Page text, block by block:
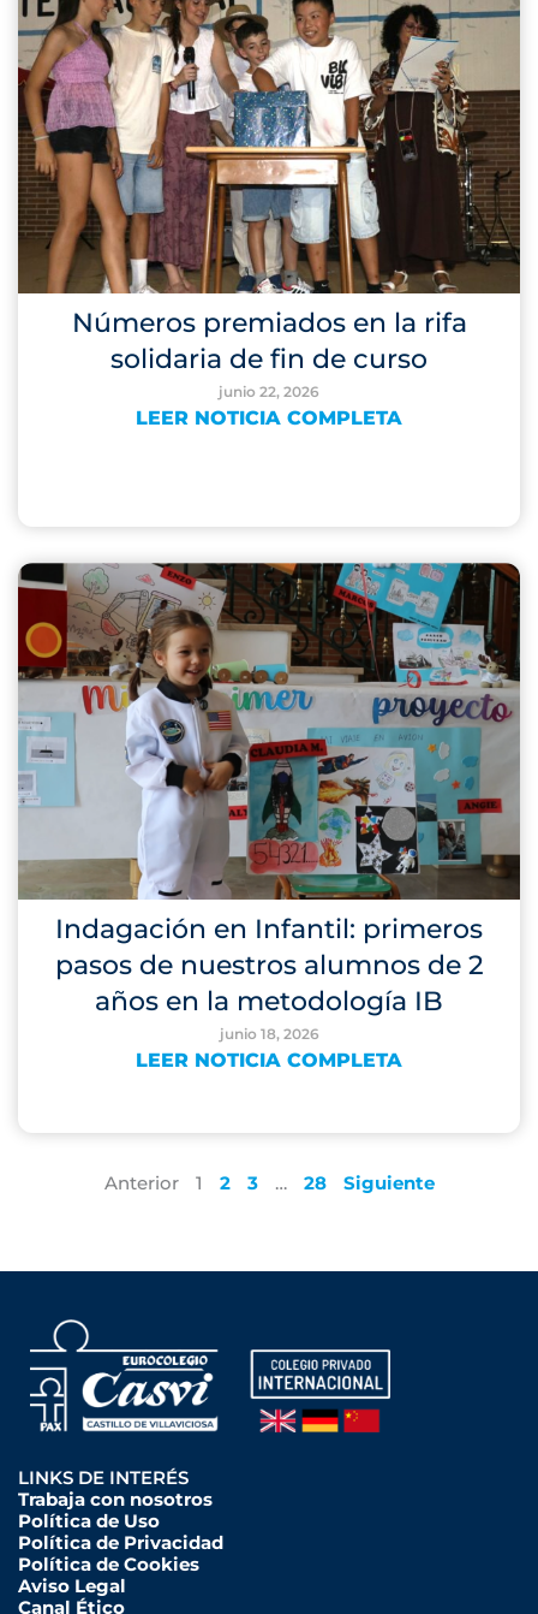
Números premiados en la rifa
solidaria de fin de curso
junio 22, 2026
LEER NOTICIA COMPLETA
Indagación en Infantil: primeros
pasos de nuestros alumnos de 2
años en la metodología IB
junio 18, 2026
LEER NOTICIA COMPLETA
Anterior 1 2 3 … 28 Siguiente
LINKS DE INTERÉS
Trabaja con nosotros
Política de Uso
Política de Privacidad
Política de Cookies
Aviso Legal
Canal Ético